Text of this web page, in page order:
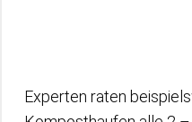
Experten raten